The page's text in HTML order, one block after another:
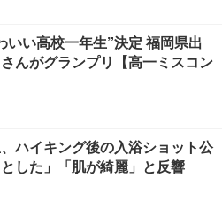
いい高校一年生”決定 福岡県出
んがグランプリ【高一ミスコン
ハイキング後の入浴ショット公
した」「肌が綺麗」と反響